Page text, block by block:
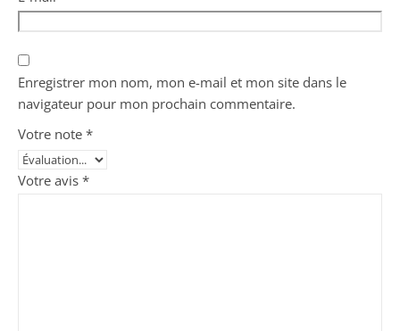
Enregistrer mon nom, mon e-mail et mon site dans le
navigateur pour mon prochain commentaire.
Votre note *
Votre avis *